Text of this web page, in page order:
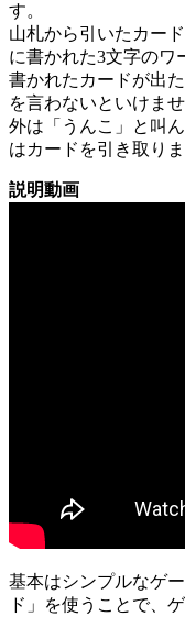
す。
山札から引いたカー
に書かれた3文字のワ
書かれたカードが出
を言わないといけま
外は「うんこ」と叫
はカードを引き取りま
説明動画
基本はシンプルなゲ
ド」を使うことで、